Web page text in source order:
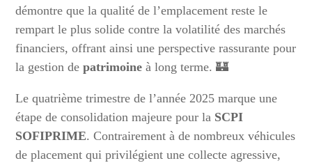
démontre que la qualité de l’emplacement reste le
rempart le plus solide contre la volatilité des marchés
financiers, offrant ainsi une perspective rassurante pour
la gestion depatrimoine à long terme. 🏰
Le quatrième trimestre de l’année 2025 marque une
étape de consolidation majeure pour la SCPI
SOFIPRIME. Contrairement à de nombreux véhicules
de placement qui privilégient une collecte agressive,